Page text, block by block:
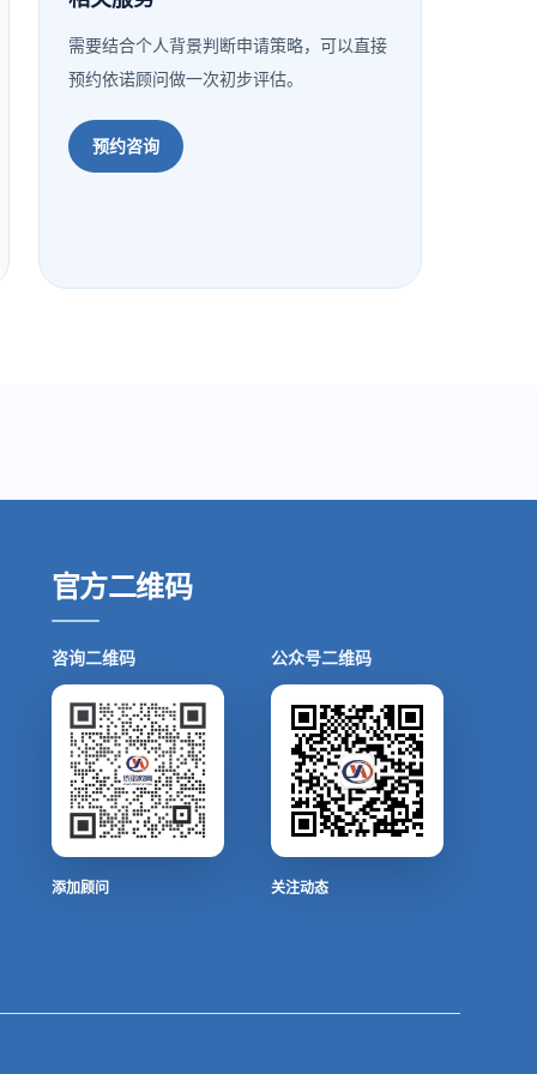
需要结合个人背景判断申请策略，可以直接
预约依诺顾问做一次初步评估。
预约咨询
官方二维码
咨询二维码
添加顾问
公众号二维码
关注动态